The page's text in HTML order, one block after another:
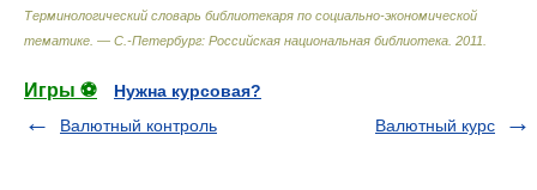
Терминологический словарь библиотекаря по социально-экономической
тематике. — С.-Петербург: Российская национальная библиотека 2011
Игры ⚽
Нужна курсовая?
Валютный контроль
Валютный курс